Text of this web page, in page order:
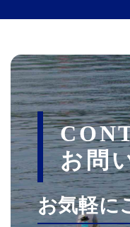
お問
お気軽に